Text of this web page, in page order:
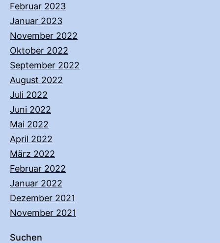
Februar 2023
Januar 2023
November 2022
Oktober 2022
September 2022
August 2022
Juli 2022
Juni 2022
Mai 2022
April 2022
März 2022
Februar 2022
Januar 2022
Dezember 2021
November 2021
Suchen